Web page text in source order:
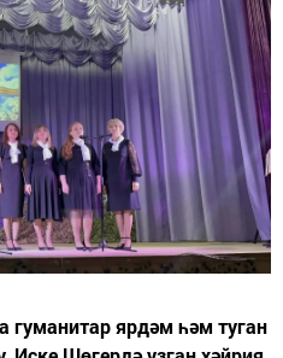
ярдәм һәм туган